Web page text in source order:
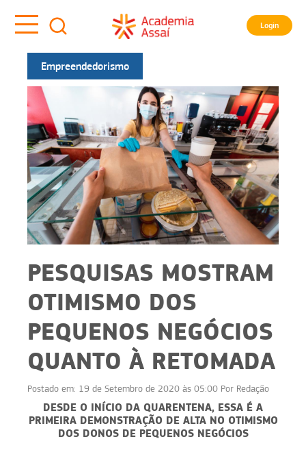
Login
Empreendedorismo
PESQUISAS MOSTRAM
OTIMISMO DOS
PEQUENOS NEGÓCIOS
QUANTO À RETOMADA
Postado em: 19 de Setembro de 2020 às 05:00 Por Redação
DESDE O INÍCIO DA QUARENTENA, ESSA É A
PRIMEIRA DEMONSTRAÇÃO DE ALTA NO OTIMISMO
DOS DONOS DE PEQUENOS NEGÓCIOS